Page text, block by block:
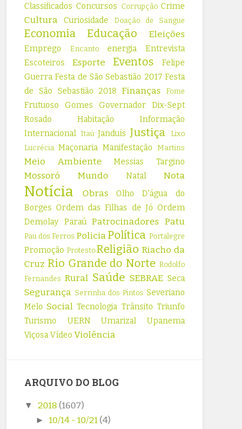
Classificados Concursos Corrupção Crime
Cultura Curiosidade Doação de Sangue
Economia Educação Eleições
Emprego Encanto energia
Entrevista
Escoteiros
Esporte Eventos
Felipe
Guerra Festa de São Sebastião 2017 Festa
de São Sebastião 2018 Finanças Fome
Frutuoso Gomes
Governador Dix-Sept
Rosado
Habitação
Informação
Internacional
Itaú Janduís Justiça
Lixo
Lucrécia Maçonaria Manifestação Martins
Meio Ambiente Messias Targino
Mossoró Mundo Natal Nota
Notícia Obras
Olho D'água do
Borges Ordem das Filhas de Jó Ordem
Demolay Paraú Patrocinadores Patu
Pau dos Ferros PoliciaPolítica Portalegre
Promoção ProtestoReligião Riacho da
Cruz Rio Grande do Norte Rodolfo
Fernandes Rural Saúde SEBRAE Seca
Segurança Serrinha dos Pintos Severiano
Melo Social Tecnologia Trânsito Triunfo
Turismo
UERN Umarizal
Upanema
ViçosaVídeo Violência
ARQUIVO DO BLOG
▼ 2018(1607)
► 10/14 - 10/21(4)